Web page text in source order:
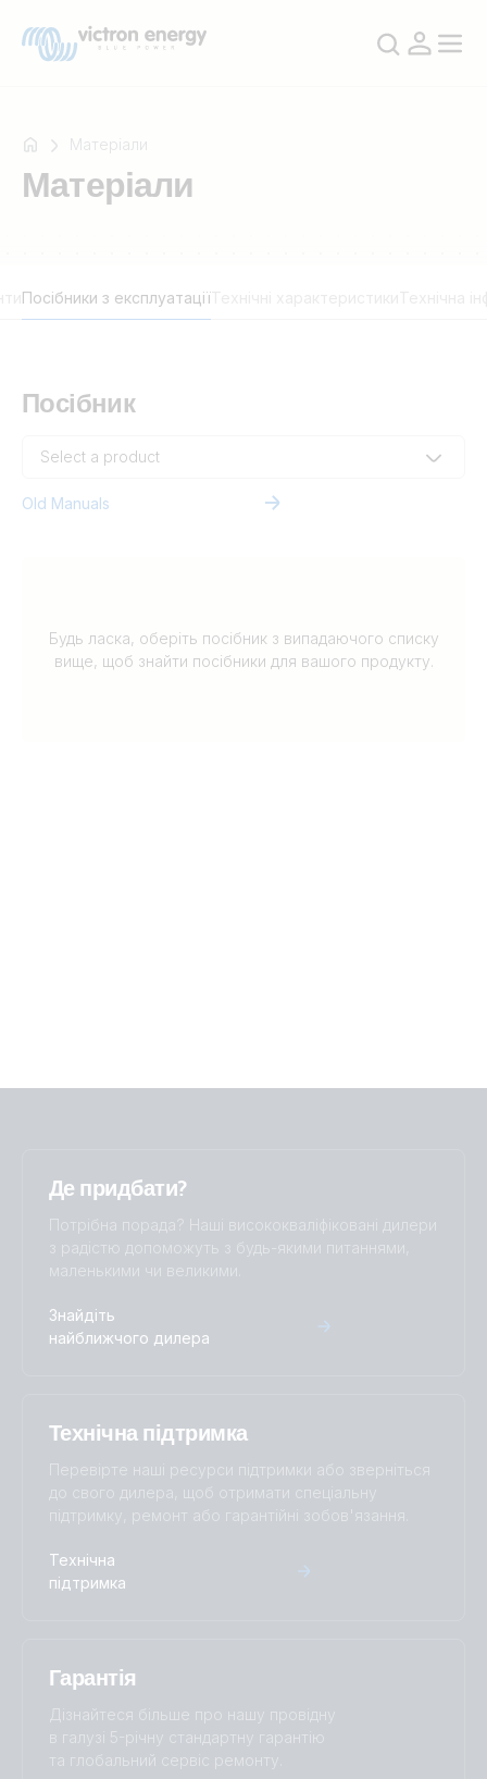
SmartShunt
Матеріали
Матеріали
Посібники з експлуатаціїТехнічні характеристики
Посібник
Select a product
Old Manuals
Будь ласка, оберіть посібник з випадаючого списку
вище, щоб знайти посібники для вашого продукту.
Де придбати?
Потрібна порада? Наші висококваліфіковані дилери
з радістю допоможуть з будь-якими питаннями,
маленькими чи великими.
Знайдіть
найближчого дилера
Технічна підтримка
Перевірте наші ресурси підтримки або зверніться
до свого дилера, щоб отримати спеціальну
підтримку, ремонт або гарантійні зобов'язання.
Технічна
підтримка
Гарантія
Дізнайтеся більше про нашу провідну
в галузі 5-річну стандартну гарантію
та глобальний сервіс ремонту.